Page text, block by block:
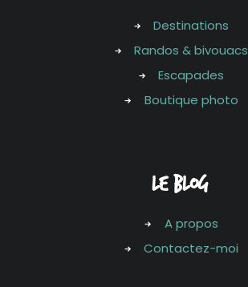
Destinations
Randos & bivouacs
Escapades
Boutique photo
LE Blog
A propos
Contactez-moi